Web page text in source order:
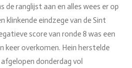
de ranglijst aan en alles wees er op
klinkende eindzege van de Sint
score van ronde 8 was een
keer overkomen. Hein herstelde
donderdag vol